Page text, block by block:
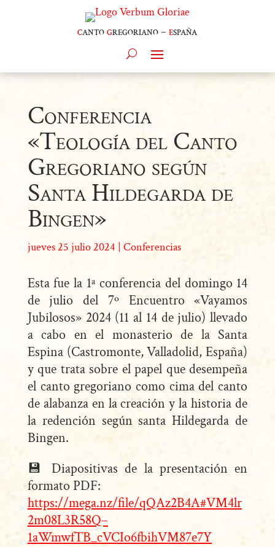
cantogregoriano –españa
Conferencia
«Teología del Canto
Gregoriano según
Santa Hildegarda de
Bingen»
jueves 25 julio 2024 Conferencias
Esta fue la 1ª conferencia del domingo 14
de julio del 7º Encuentro «Vayamos
Jubilosos» 2024 (11 al 14 de julio) llevado
a cabo en el monasterio de la Santa
Espina (Castromonte, Valladolid, España)
y que trata sobre el papel que desempeña
el canto gregoriano como cima del canto
de alabanza en la creación y la historia de
la redención según santa Hildegarda de
Bingen.
💾 Diapositivas de la presentación en
formato PDF:
https://mega.nz/file/qQAz2B4A#VM4lr
2m08L3R58Q–
1aWmwfTB_cVCIo6fbihVM87e7Y